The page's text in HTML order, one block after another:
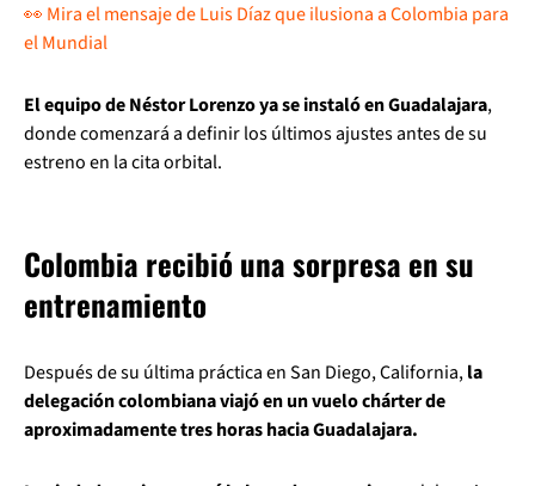
👀 Mira el mensaje de Luis Díaz que ilusiona a Colombia para
el Mundial
El equipo de Néstor Lorenzo ya se instaló en Guadalajara,
donde comenzará a definir los últimos ajustes antes de su
estreno en la cita orbital.
Colombia recibió una sorpresa en su
entrenamiento
Después de su última práctica en San Diego, California,la
delegación colombiana viajó en un vuelo chárter de
aproximadamente tres horas hacia Guadalajara.